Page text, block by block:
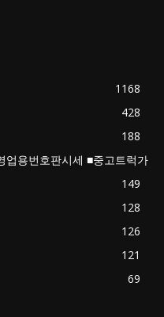
1168
428
188
업용번호판시세 ■중고트럭가
149
128
126
121
69